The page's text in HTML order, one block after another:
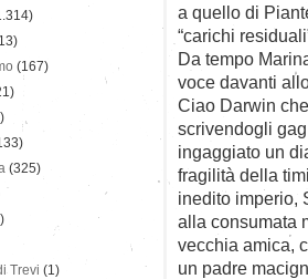
a quello di
“carichi
Da tempo
voce davanti
Ciao Darwin
scrivendogli
ingaggiato un
fragilità della
inedito imperio,
alla consumata
vecchia amica,
un padre
(167)
(325)
Trevi (1)